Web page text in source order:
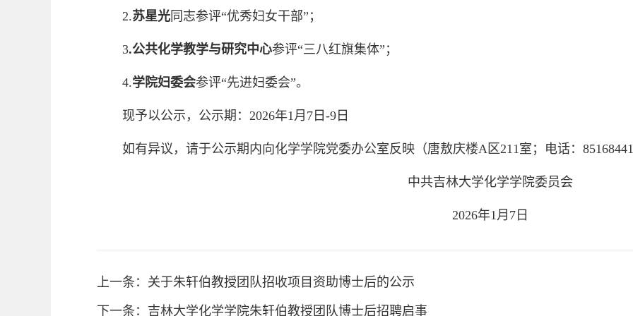
2.苏星光 同志参评“优秀妇女干部”；
3.公共化学教学与研究中心参评“三八红旗集体”；
4.学院妇委会参评“先进妇委会”。
现予以公示，公示期：2026年1月7日-9日
如有异议，请于公示期内向化学学院党委办公室反映（唐敖庆楼A区211室；电话：
中共吉林大学化学学院委员会
2026年1月7日
上一条：关于朱轩伯教授团队招收项目资助博士后的公示
下一条：吉林大学化学学院朱轩伯教授团队博士后招聘启事